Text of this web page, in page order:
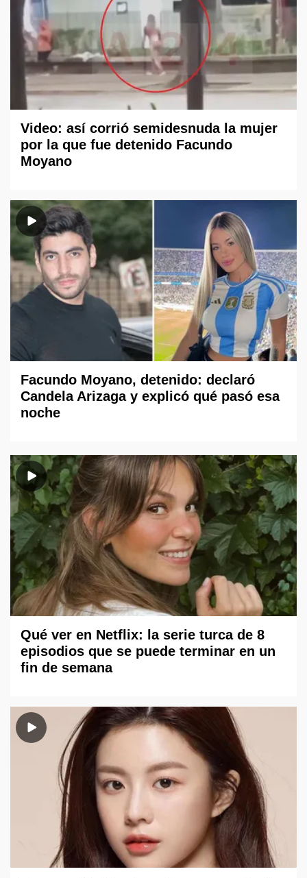
Video: así corrió semidesnuda la mujer
por la que fue detenido Facundo
Moyano
Facundo Moyano, detenido: declaró
Candela Arizaga y explicó qué pasó esa
noche
Qué ver en Netflix: la serie turca de 8
episodios que se puede terminar en un
fin de semana